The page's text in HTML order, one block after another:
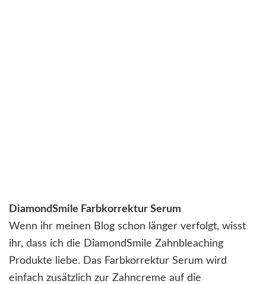
DiamondSmile Farbkorrektur Serum
Wenn ihr meinen Blog schon länger verfolgt, wisst
ihr, dass ich die DiamondSmile Zahnbleaching
Produkte liebe. Das Farbkorrektur Serum wird
einfach zusätzlich zur Zahncreme auf die